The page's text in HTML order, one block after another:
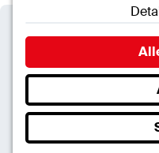
Bitte füllen
damit wir
Notwendige Cookies
Essenzielle
Funktionen und
der Website
SC.Cookie